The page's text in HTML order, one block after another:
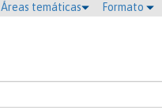
Áreas temáticas Formato